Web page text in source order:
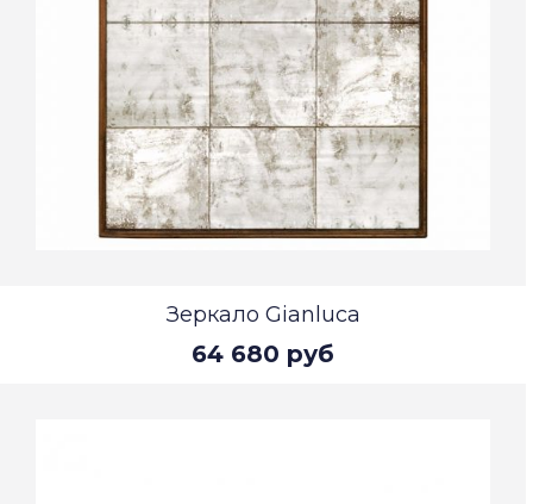
Зеркало Gianluca
64 680 руб